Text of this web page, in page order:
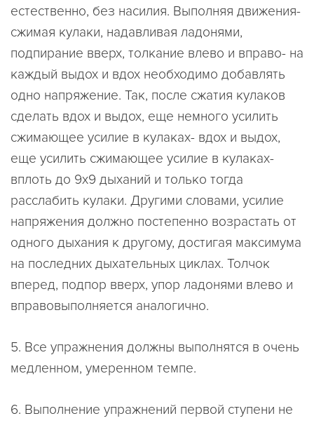
естественно, без насилия. Выполняя движения-
сжимая кулаки, надавливая ладонями,
подпирание вверх, толкание влево и вправо- на
каждый выдох и вдох необходимо добавлять
одно напряжение. Так, после сжатия кулаков
сделать вдох и выдох, еще немного усилить
сжимающее усилие в кулаках- вдох и выдох,
еще усилить сжимающее усилие в кулаках-
вплоть до 9х9 дыханий и только тогда
расслабить кулаки. Другими словами, усилие
напряжения должно постепенно возрастать от
одного дыхания к другому, достигая максимума
на последних дыхательных циклах. Толчок
вперед, подпор вверх, упор ладонями влево и
вправовыполняется аналогично.
5. Все упражнения должны выполнятся в очень
медленном, умеренном темпе.
6. Выполнение упражнений первой ступени не